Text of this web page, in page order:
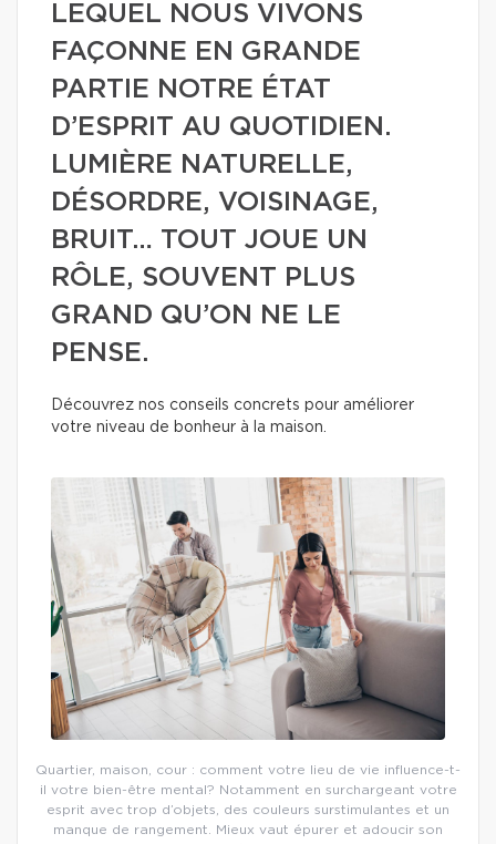
LEQUEL NOUS VIVONS
FAÇONNE EN GRANDE
PARTIE NOTRE ÉTAT
D’ESPRIT AU QUOTIDIEN.
LUMIÈRE NATURELLE,
DÉSORDRE, VOISINAGE,
BRUIT… TOUT JOUE UN
RÔLE, SOUVENT PLUS
GRAND QU’ON NE LE
PENSE.
Découvrez nos conseils concrets pour améliorer
votre niveau de bonheur à la maison.
Quartier, maison, cour : comment votre lieu de vie influence-t-
il votre bien-être mental? Notamment en surchargeant votre
esprit avec trop d’objets, des couleurs surstimulantes et un
manque de rangement. Mieux vaut épurer et adoucir son